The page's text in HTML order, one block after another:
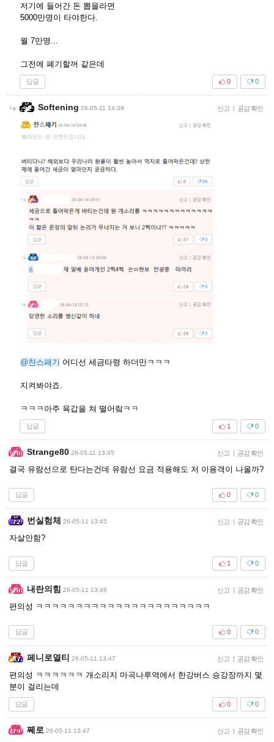
저기에 들어간 돈 뽑을라면
5000만명이 타야한다.
월 7만명...
그전에 폐기할꺼 같은데
답글 0
0
Softening 26-05-11 14:39 신고 | 공감 확인
@찬스패기 어디선 세금타령 하더만ㅋㅋㅋ
지켜봐야죠.
ㅋㅋㅋ아주 육갑을 쳐 떨어랔ㅋㅋ
답글 0
1
Strange80 26-05-11 13:45 신고 | 공감 확인
결국 유람선으로 탄다는건데 유람선 요금 적용해도 저 이용객이 나올까?
답글 0
0
번실험체 26-05-11 13:45 신고 | 공감 확인
자살안함?
답글 0
1
내란의힘 26-05-11 13:46 신고 | 공감 확인
편의성 ㅋㅋㅋㅋㅋㅋㅋㅋㅋㅋㅋㅋㅋㅋㅋㅋㅋㅋㅋㅋㅋㅋ
답글 0
0
페니로열티 26-05-11 13:47 신고 | 공감 확인
편의성 ㅋㅋㅋㅋㅋㅋ 개소리지 마곡나루역에서 한강버스 승강장까지 몇
분이 걸리는데
답글 0
0
쩨로 26-05-11 13:47 신고 | 공감 확인